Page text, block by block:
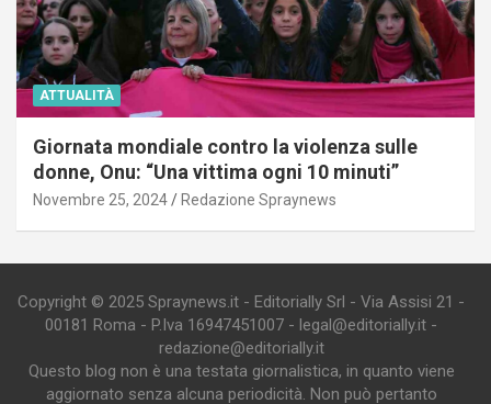
ATTUALITÀ
Giornata mondiale contro la violenza sulle
donne, Onu: “Una vittima ogni 10 minuti”
Novembre 25, 2024 Redazione Spraynews
Copyright © 2025 Spraynews.it - Editorially Srl - Via Assisi 21 -
00181 Roma - P.Iva 16947451007 - legal@editorially.it -
redazione@editorially.it
Questo blog non è una testata giornalistica, in quanto viene
aggiornato senza alcuna periodicità. Non può pertanto